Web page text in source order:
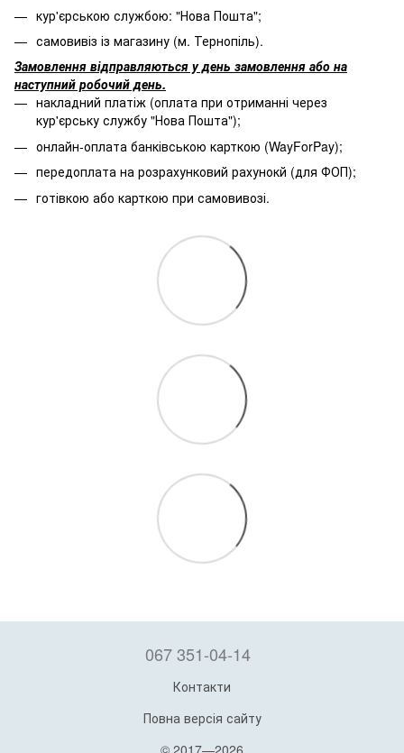
кур'єрською службою: "Нова Пошта";
самовивіз із магазину (м. Тернопіль).
Замовлення відправляються у день замовлення або на
наступний робочий день.
накладний платіж (оплата при отриманні через
кур'єрську службу "Нова Пошта");
онлайн-оплата банківською карткою (WayForPay);
передоплата на розрахунковий рахунокй (для ФОП);
готівкою або карткою при самовивозі.
067 351-04-14
Контакти
Повна версія сайту
© 2017—2026